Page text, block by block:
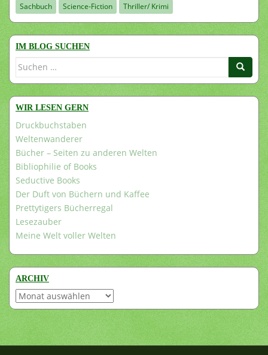
Sachbuch
Science-Fiction Thriller/ Krimi
IM BLOG SUCHEN
Suchen
WIR LESEN GERN
Druckbuchstaben
Weltenwanderer
Bücher – Seiten zu anderen Welten
Bibliophilie of Books
Seductive Books
Der Duft von Büchern und Kaffee
Prettytigers Bücherregal
Lesezauber
Meine Welt voller Welten
ARCHIV
Archiv